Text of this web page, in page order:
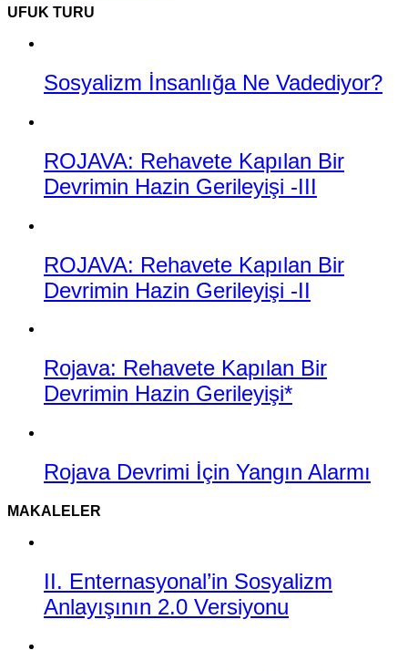
UFUK TURU
Sosyalizm İnsanlığa Ne Vadediyor?
ROJAVA: Rehavete Kapılan Bir
Devrimin Hazin Gerileyişi -III
ROJAVA: Rehavete Kapılan Bir
Devrimin Hazin Gerileyişi -II
Rojava: Rehavete Kapılan Bir
Devrimin Hazin Gerileyişi*
Rojava Devrimi İçin Yangın Alarmı
MAKALELER
II. Enternasyonal’in Sosyalizm
Anlayışının 2.0 Versiyonu